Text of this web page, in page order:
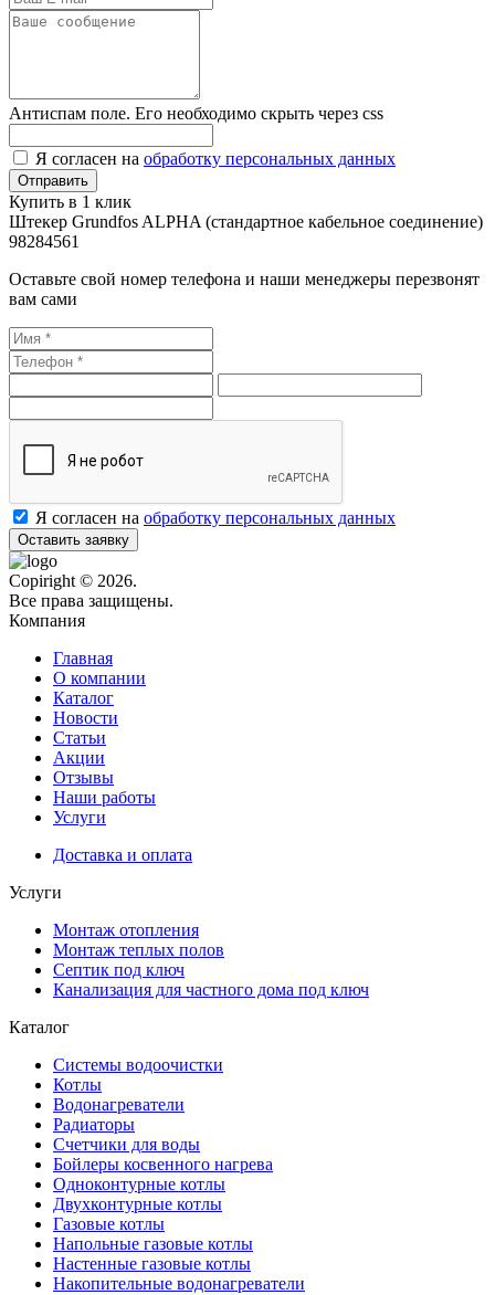
Антиспам поле. Его необходимо скрыть через css
Я согласен на обработку персональных данных
Купить в 1 клик
Штекер Grundfos ALPHA (стандартное кабельное соединение)
98284561
Оставьте свой номер телефона и наши менеджеры перезвонят
вам сами
Я согласен на обработку персональных данных
Оставить заявку
Copiright © 2026.
Все права защищены.
Компания
Главная
О компании
Каталог
Новости
Статьи
Акции
Отзывы
Наши работы
Услуги
Доставка и оплата
Услуги
Монтаж отопления
Монтаж теплых полов
Септик под ключ
Канализация для частного дома под ключ
Каталог
Системы водоочистки
Котлы
Водонагреватели
Радиаторы
Cчетчики для воды
Бойлеры косвенного нагрева
Одноконтурные котлы
Двухконтурные котлы
Газовые котлы
Напольные газовые котлы
Настенные газовые котлы
Накопительные водонагреватели